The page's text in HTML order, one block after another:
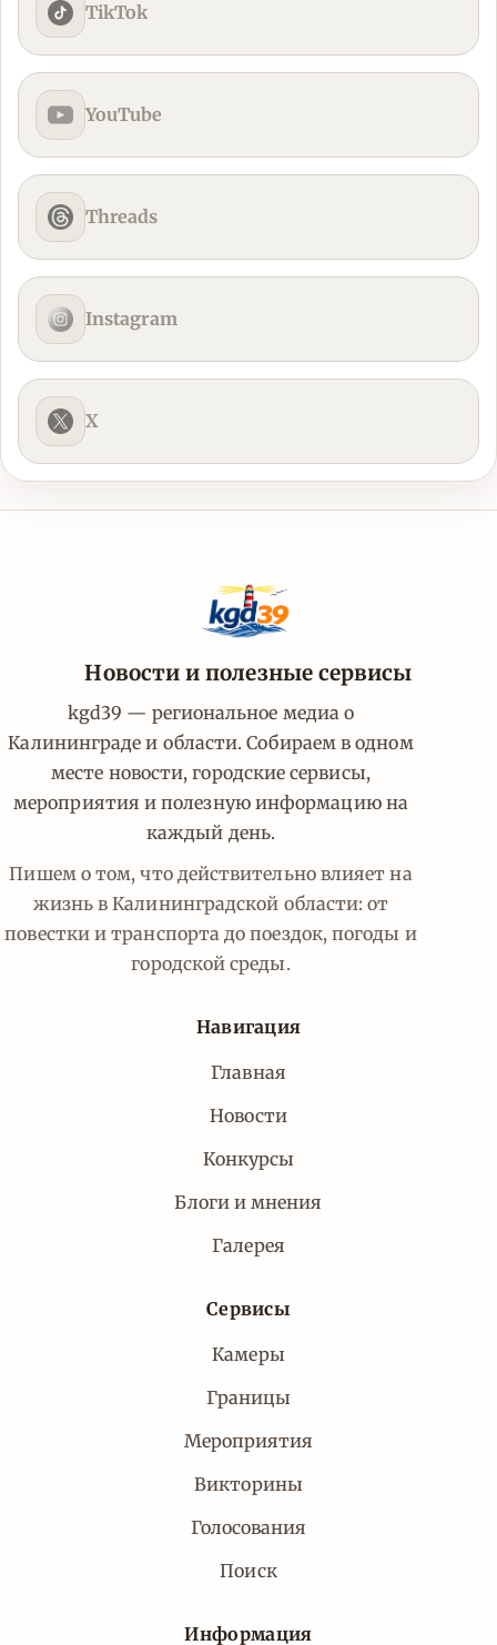
TikTok
YouTube
Threads
Instagram
X
Новости и полезные сервисы
kgd39 — региональное медиа о
Калининграде и области. Собираем в одном
месте новости, городские сервисы,
мероприятия и полезную информацию на
каждый день.
Пишем о том, что действительно влияет на
жизнь в Калининградской области: от
повестки и транспорта до поездок, погоды и
городской среды.
Навигация
Главная
Новости
Конкурсы
Блоги и мнения
Галерея
Сервисы
Камеры
Границы
Мероприятия
Викторины
Голосования
Поиск
Информация